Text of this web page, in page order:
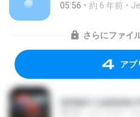
05:56 約 6 年前
さらにファイ
アプ
DENNY-CAKNAN-